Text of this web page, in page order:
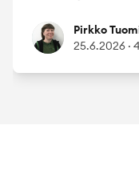
Pirkko Tuominen
Pirkko
25.6.2026 ·